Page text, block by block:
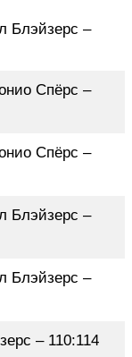
Блэйзерс –
Спёрс –
Спёрс –
Блэйзерс –
Блэйзерс –
– 110:114